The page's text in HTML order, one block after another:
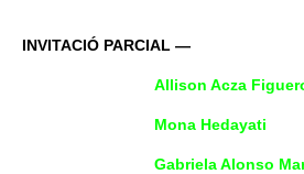
INVITACIÓ PARCIAL —
Allison Acza
Mona Hedayati
Gabriela Alonso